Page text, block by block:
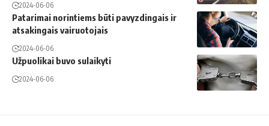
2024-06-06
Patarimai norintiems būti pavyzdingais ir
atsakingais vairuotojais
2024-06-06
Užpuolikai buvo sulaikyti
2024-06-06